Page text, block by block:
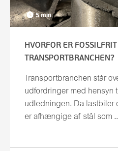
5 min
HVORFOR ER
TRANSPORTBRANCHEN?
Transportbranchen står
udfordringer med hensyn
udledningen. Da lastbiler
er afhængige af stål som